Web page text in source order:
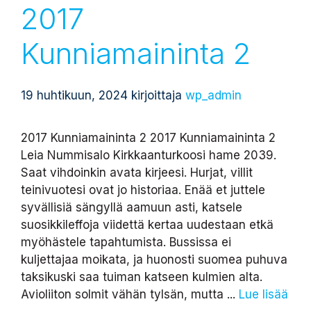
2017
Kunniamaininta 2
19 huhtikuun, 2024 kirjoittaja wp_admin
2017 Kunniamaininta 2 2017 Kunniamaininta 2
Leia Nummisalo Kirkkaanturkoosi hame 2039.
Saat vihdoinkin avata kirjeesi. Hurjat, villit
teinivuotesi ovat jo historiaa. Enää et juttele
syvällisiä sängyllä aamuun asti, katsele
suosikkileffoja viidettä kertaa uudestaan etkä
myöhästele tapahtumista. Bussissa ei
kuljettajaa moikata, ja huonosti suomea puhuva
taksikuski saa tuiman katseen kulmien alta.
Avioliiton solmit vähän tylsän, mutta ... Lue lisää